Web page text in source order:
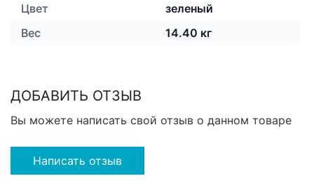
Цвет
зеленый
Вес
14.40 кг
ДОБАВИТЬ ОТЗЫВ
Вы можете написать свой отзыв о данном товаре
Написать отзыв